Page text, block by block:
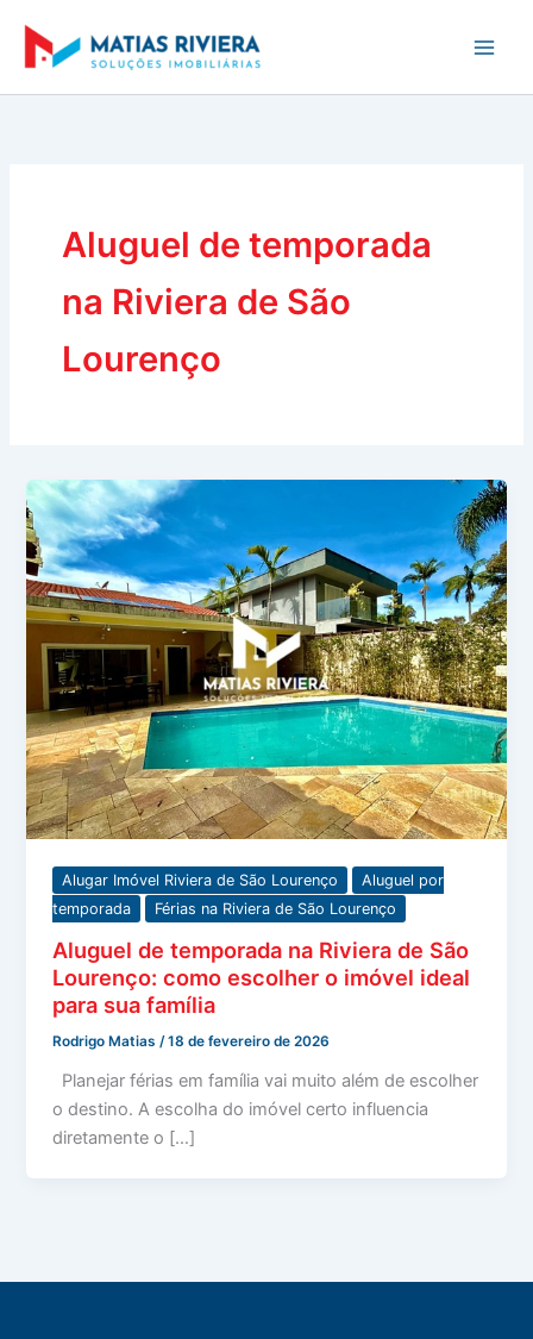
conteúdo
Aluguel de temporada
na Riviera de São
Lourenço
Alugar Imóvel Riviera de São Lourenço
Aluguel por
temporada
Férias na Riviera de São Lourenço
Aluguel de temporada na Riviera de São
Lourenço: como escolher o imóvel ideal
para sua família
Rodrigo Matias/18 de fevereiro de 2026
Planejar férias em família vai muito além de escolher
o destino. A escolha do imóvel certo influencia
diretamente o […]